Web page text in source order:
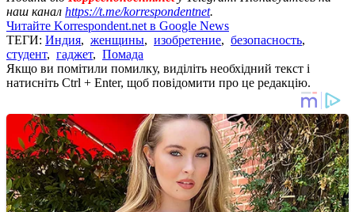
наш канал https://t.me/korrespondentnet.
Читайте Korrespondent.net в Google News
ТЕГИ: Индия, женщины, изобретение, безопасность,
студент, гаджет, Помада
Якщо ви помітили помилку, виділіть необхідний текст і
натисніть Ctrl + Enter, щоб повідомити про це редакцію.